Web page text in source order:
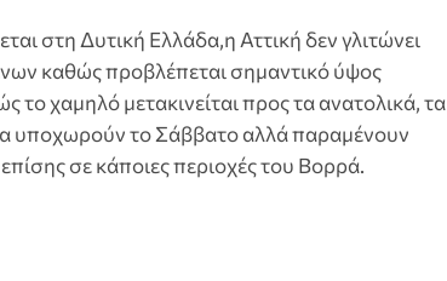
στη Δυτική Ελλάδα,η Αττική δεν γλιτώνει
καθώς προβλέπεται σημαντικό ύψος
το χαμηλό μετακινείται προς τα ανατολικά, τα
υποχωρούν το Σάββατο αλλά παραμένουν
σε κάποιες περιοχές του Βορρά.